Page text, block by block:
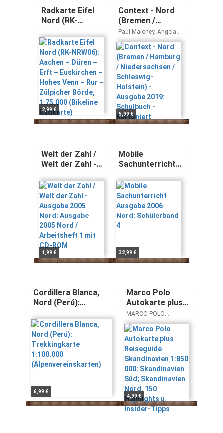
Radkarte Eifel
Nord (RK-
– Düren – Erft –
Euskirchen –
Hohes Venn –
Rur – Zülpicher
Börde, 1:75.000
(Bikeline
Radkarte)
2,99 €
Context - Nord
(Bremen /
Hamburg /
Niedersachsen /
Schleswig-
Holstein) -
Ausgabe 2019:
Schulbuch -
Kartoniert
Paul Maloney, Angela
Ringel-Eichinger, Peter
Hohwiller, Friederike
von Bremen, Marcel
Sprunkel, Michael
Thürwächter, Ulrich
Imig, Andreas
Sedlatschek, Britta
Freitag-Hild, Markus
Marzinzik, Sylvia Loh,
Irene Bartscherer, Birgit
Rietgraf, Victoria
Veronika Gastpar,
Ulrike Elsäßer, Claudia
Spieler, Inga Wittbrodt,
Fredrich, Markus Hözel-
Fröndgen, Sabine
Struß, Claudia Krapp,
Christina Pape
5,99 €
Welt der Zahl /
Welt der Zahl -
Nord: Ausgabe
2005 Nord /
Arbeitsheft 1
mit CD-ROM
1,99 €
Mobile
Sachunterricht
Nord:
Schülerband 4
32,99 €
Cordillera Blanca,
Nord (Perú):
1:100.000
(Alpenvereinskarten)
6,99 €
Marco Polo
Autokarte plus
Reiseguide
Skandinavien
1:850 000:
Skandinavien
Süd;
Skandinavien
Nord. 150
Highlights u.
Insider-Tipps
MARCO POLO
autokarten plus
4,99 €